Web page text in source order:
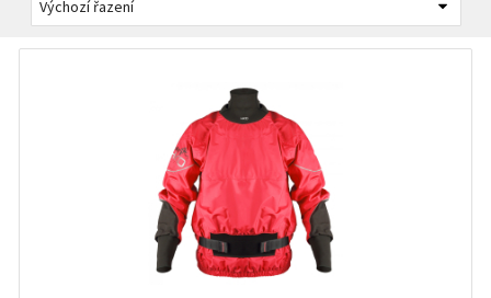
Kids paddle equipment
Oblečení k vodě